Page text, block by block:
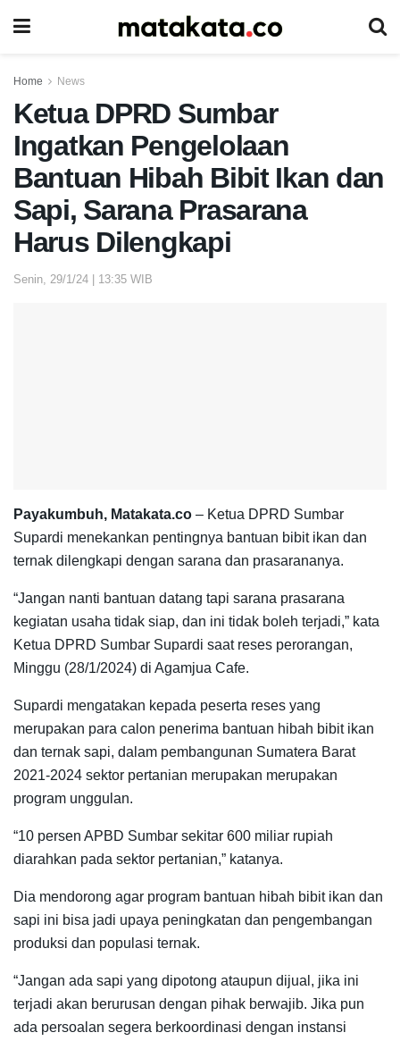
Home News
Ketua DPRD Sumbar
Ingatkan Pengelolaan
Bantuan Hibah Bibit Ikan dan
Sapi, Sarana Prasarana
Harus Dilengkapi
Senin, 29/1/24 | 13:35 WIB
Payakumbuh, Matakata.co – Ketua DPRD Sumbar
Supardi menekankan pentingnya bantuan bibit ikan dan
ternak dilengkapi dengan sarana dan prasarananya.
“Jangan nanti bantuan datang tapi sarana prasarana
kegiatan usaha tidak siap, dan ini tidak boleh terjadi,” kata
Ketua DPRD Sumbar Supardi saat reses perorangan,
Minggu (28/1/2024) di Agamjua Cafe.
Supardi mengatakan kepada peserta reses yang
merupakan para calon penerima bantuan hibah bibit ikan
dan ternak sapi, dalam pembangunan Sumatera Barat
2021-2024 sektor pertanian merupakan merupakan
program unggulan.
“10 persen APBD Sumbar sekitar 600 miliar rupiah
diarahkan pada sektor pertanian,” katanya.
Dia mendorong agar program bantuan hibah bibit ikan dan
sapi ini bisa jadi upaya peningkatan dan pengembangan
produksi dan populasi ternak.
“Jangan ada sapi yang dipotong ataupun dijual, jika ini
terjadi akan berurusan dengan pihak berwajib. Jika pun
ada persoalan segera berkoordinasi dengan instansi